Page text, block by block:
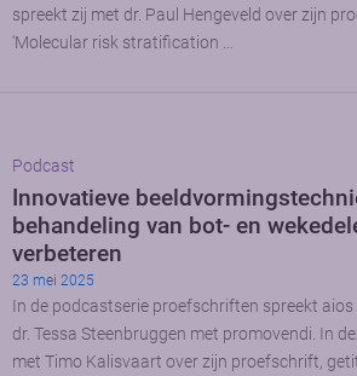
spreekt zij met dr. Paul Hengeveld over zijn
‘Molecular risk stratification …
Podcast
Innovatieve
behandeling van bot- en
verbeteren
23 mei 2025
In de podcastserie proefschriften spreekt
dr. Tessa Steenbruggen met promovendi. In
met Timo Kalisvaart over zijn proefschrift,